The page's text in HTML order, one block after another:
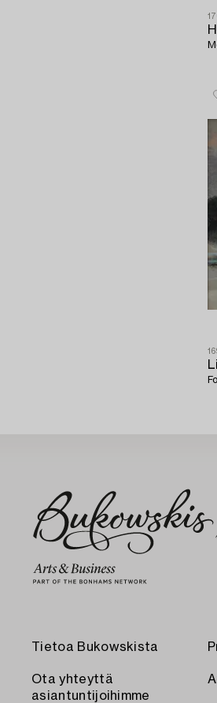
Tietoa Bukowskista
Ota yhteyttä
asiantuntijoihimme